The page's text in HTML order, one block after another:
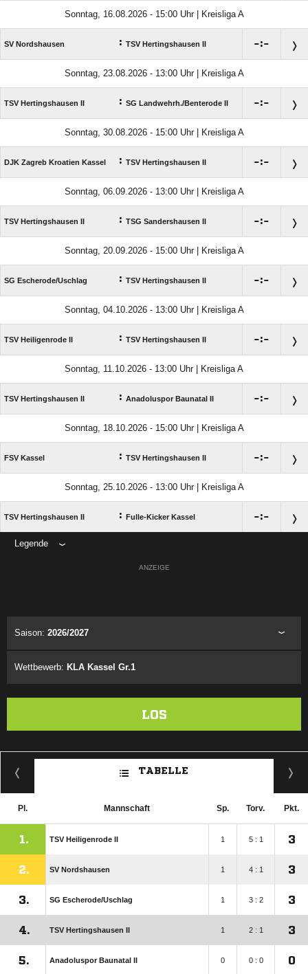
Sonntag, 16.08.2026 - 15:00 Uhr | Kreisliga A
SV Nordshausen : TSV Hertingshausen II :
Sonntag, 23.08.2026 - 13:00 Uhr | Kreisliga A
TSV Hertingshausen II : SG Landwehrh./​Benterode II :
Sonntag, 30.08.2026 - 15:00 Uhr | Kreisliga A
DJK Zagreb Kroatien Kassel : TSV Hertingshausen II :
Sonntag, 06.09.2026 - 13:00 Uhr | Kreisliga A
TSV Hertingshausen II : TSG Sandershausen II :
Sonntag, 20.09.2026 - 15:00 Uhr | Kreisliga A
SG Escherode/​Uschlag : TSV Hertingshausen II :
Sonntag, 04.10.2026 - 13:00 Uhr | Kreisliga A
TSV Heiligenrode II : TSV Hertingshausen II :
Sonntag, 11.10.2026 - 13:00 Uhr | Kreisliga A
TSV Hertingshausen II : Anadoluspor Baunatal II :
Sonntag, 18.10.2026 - 15:00 Uhr | Kreisliga A
FSV Kassel : TSV Hertingshausen II :
Sonntag, 25.10.2026 - 13:00 Uhr | Kreisliga A
TSV Hertingshausen II : Fulle-Kicker Kassel :
Legende
ANZEIGE
Saison: 2026/2027
Wettbewerb: KLA Kassel Gr.1
LOS
TABELLE
Pl. Mannschaft Sp. Torv. Pkt.
1. TSV Heiligenrode II 1 5 : 1 3
2. SV Nordshausen 1 4 : 1 3
3. SG Escherode/​Uschlag 1 3 : 2 3
4. TSV Hertingshausen II 1 2 : 1 3
5. Anadoluspor Baunatal II 0 0 : 0 0